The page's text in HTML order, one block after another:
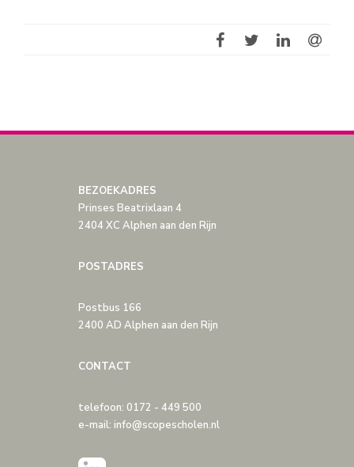
BEZOEKADRES
Prinses Beatrixlaan 4
2404 XC Alphen aan den Rijn
POSTADRES
Postbus 166
2400 AD Alphen aan den Rijn
CONTACT
telefoon: 0172 - 449 500
e-mail: info@scopescholen.nl